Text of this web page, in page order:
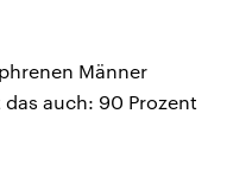
Männer
auch: 90 Prozent